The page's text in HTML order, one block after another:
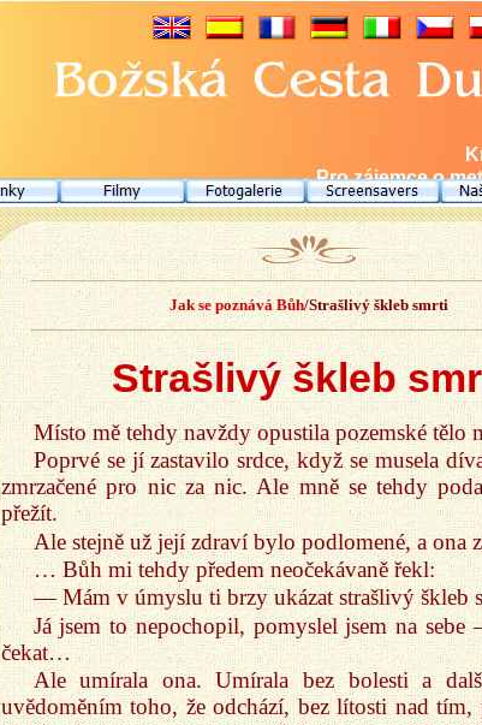
Pro zájemce o
Jak se poznává Bůh/Strašlivý škleb smrti
Strašlivý škleb
Místo mě tehdy navždy opustila pozemské tělo
Poprvé se jí zastavilo srdce, když se musela
zmrzačené pro nic za nic. Ale mně se tehdy
přežít.
Ale stejně už její zdraví bylo podlomené, a ona
… Bůh mi tehdy předem neočekávaně řekl:
— Mám v úmyslu ti brzy ukázat strašlivý škleb
Já jsem to nepochopil, pomyslel jsem na sebe
čekat…
Ale umírala ona. Umírala bez bolesti a
uvědoměním toho, že odchází, bez lítosti nad tím,